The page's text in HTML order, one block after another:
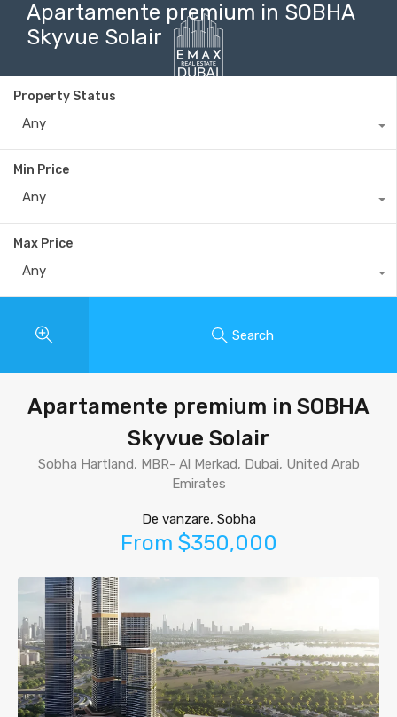
Apartamente premium in SOBHA
Skyvue Solair
Property Status
Any
Min Price
Any
Max Price
Any
Search
Apartamente premium in SOBHA
Skyvue Solair
Sobha Hartland, MBR- Al Merkad, Dubai, United Arab
Emirates
De vanzare, Sobha
From $350,000